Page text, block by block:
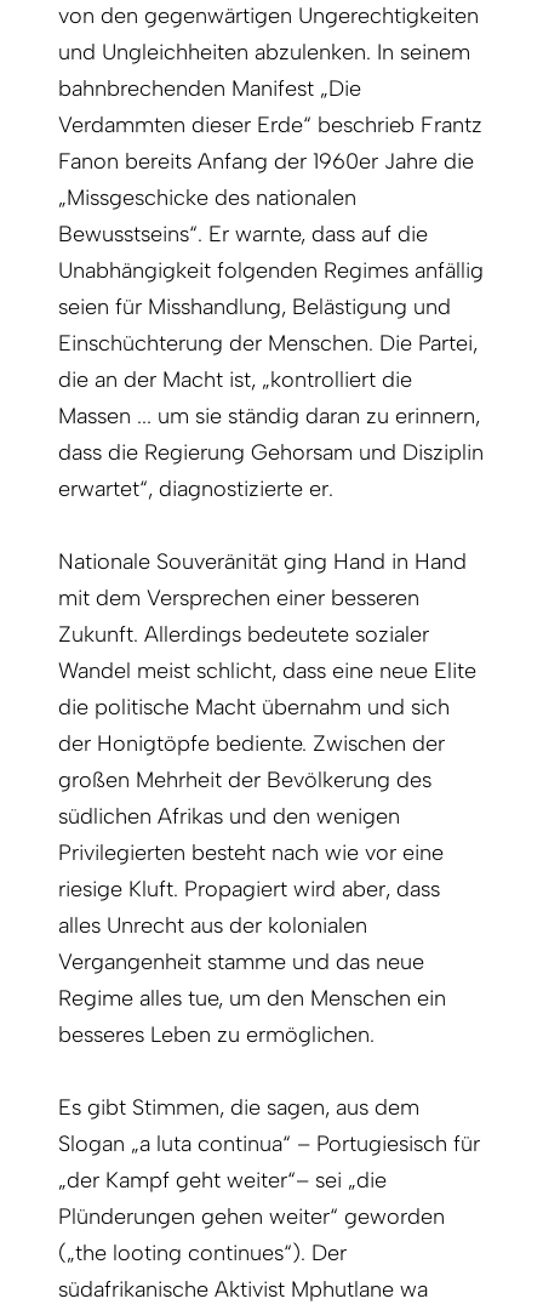
von den gegenwärtigen Ungerechtigkeiten
und Ungleichheiten abzulenken. In seinem
bahnbrechenden Manifest „Die
Verdammten dieser Erde“ beschrieb Frantz
Fanon bereits Anfang der 1960er Jahre die
„Missgeschicke des nationalen
Bewusstseins“. Er warnte, dass auf die
Unabhängigkeit folgenden Regimes anfällig
seien für Misshandlung, Belästigung und
Einschüchterung der Menschen. Die Partei,
die an der Macht ist, „kontrolliert die
Massen ... um sie ständig daran zu erinnern,
dass die Regierung Gehorsam und Disziplin
erwartet“, diagnostizierte er.
Nationale Souveränität ging Hand in Hand
mit dem Versprechen einer besseren
Zukunft. Allerdings bedeutete sozialer
Wandel meist schlicht, dass eine neue Elite
die politische Macht übernahm und sich
der Honigtöpfe bediente. Zwischen der
großen Mehrheit der Bevölkerung des
südlichen Afrikas und den wenigen
Privilegierten besteht nach wie vor eine
riesige Kluft. Propagiert wird aber, dass
alles Unrecht aus der kolonialen
Vergangenheit stamme und das neue
Regime alles tue, um den Menschen ein
besseres Leben zu ermöglichen.
Es gibt Stimmen, die sagen, aus dem
Slogan „a luta continua“ – Portugiesisch für
„der Kampf geht weiter“– sei „die
Plünderungen gehen weiter“ geworden
(„the looting continues“). Der
südafrikanische Aktivist Mphutlane wa